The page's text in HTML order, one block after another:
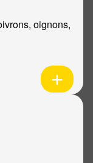
oignons,